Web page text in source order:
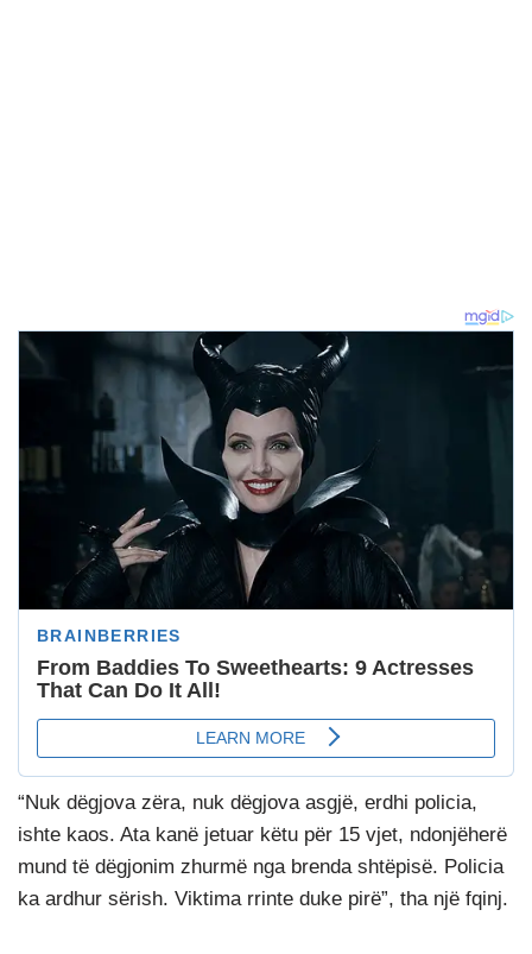
“Nuk dëgjova zëra, nuk dëgjova asgjë, erdhi policia,
ishte kaos. Ata kanë jetuar këtu për 15 vjet, ndonjëherë
mund të dëgjonim zhurmë nga brenda shtëpisë. Policia
ka ardhur sërish. Viktima rrinte duke pirë”, tha një fqinj.